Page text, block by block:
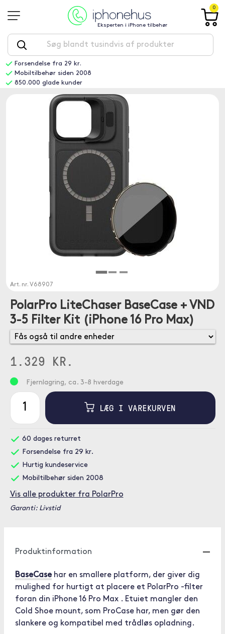
Eksperten i iPhone tilbehør
0
Forsendelse fra 29 kr.
Mobiltilbehør siden 2008
850.000 glade kunder
Art. nr. V68907
PolarPro LiteChaser BaseCase + VND
3-5 Filter Kit (iPhone 16 Pro Max)
1.329 KR.
Fjernlagring, ca. 3-8 hverdage
LÆG I VAREKURVEN
60 dages returret
Forsendelse fra 29 kr.
Hurtig kundeservice
Mobiltilbehør siden 2008
Vis alle produkter fra PolarPro
Garanti: Livstid
Produktinformation
BaseCasehar en smallere platform, der giver dig
mulighed for hurtigt at placere et PolarPro -filter
foran din iPhone 16 Pro Max . Etuiet mangler den
Cold Shoe mount, som ProCase har, men gør den
slankere og kompatibel med trådløs opladning.